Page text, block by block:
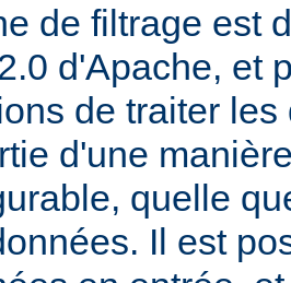
de filtrage est
d'Apache, et
de traiter
d'une
quelle
Il est